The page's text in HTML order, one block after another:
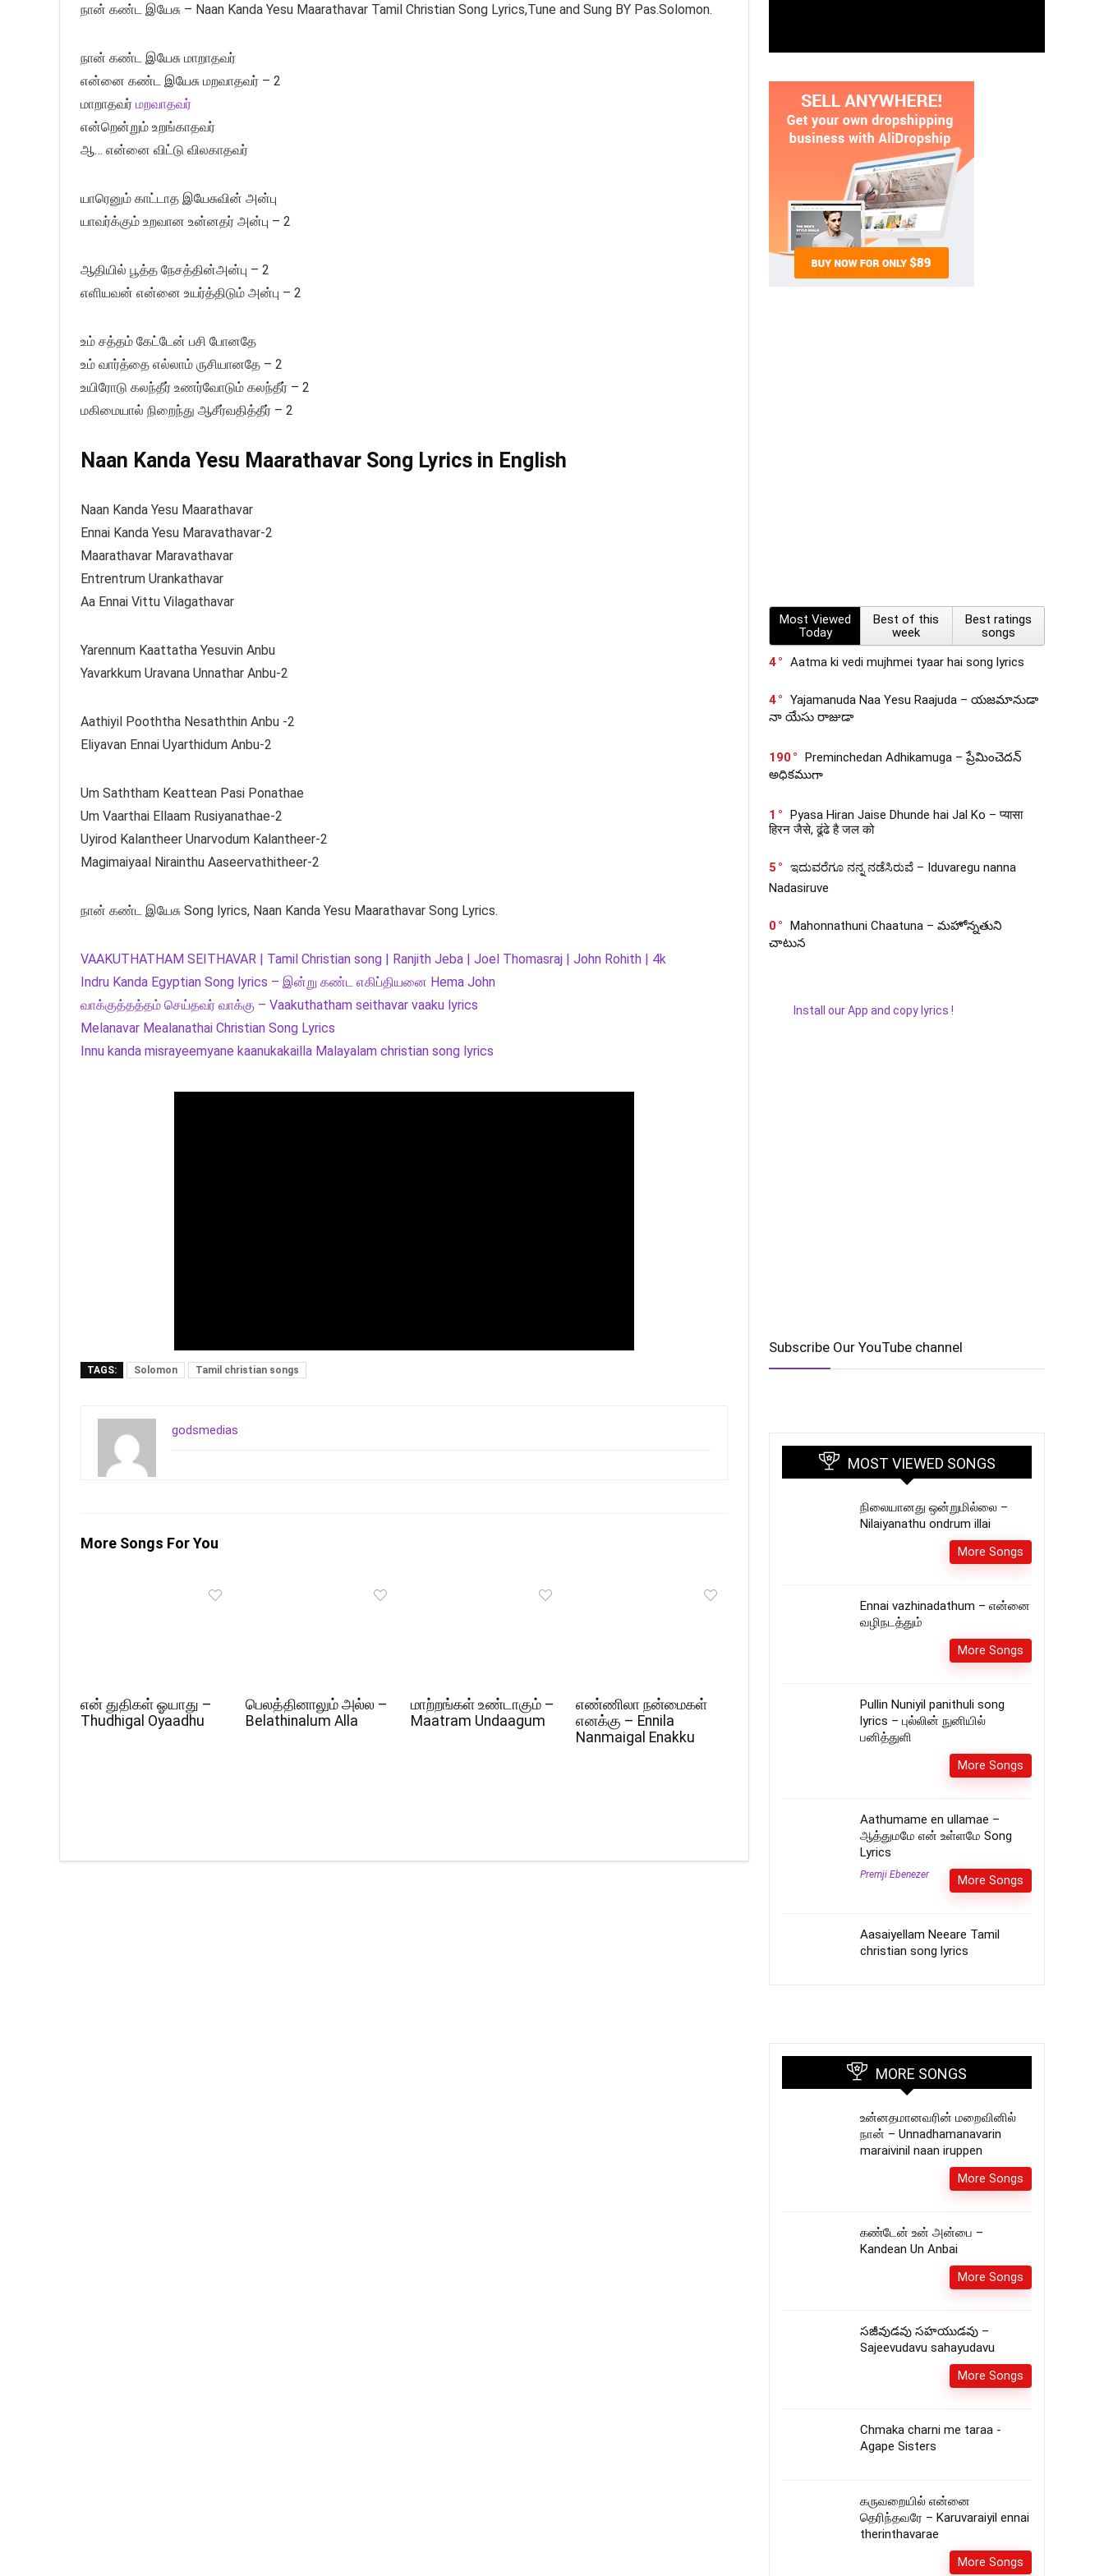
நான் கண்ட இயேசு – Naan Kanda Yesu Maarathavar Tamil Christian Song Lyrics,Tune and Sung BY Pas.Solomon.
நான் கண்ட இயேசு மாறாதவர்
என்னை கண்ட இயேசு மறவாதவர் – 2
மாறாதவர் மறவாதவர்
என்றென்றும் உறங்காதவர்
ஆ… என்னை விட்டு விலகாதவர்
யாரெனும் காட்டாத இயேசுவின் அன்பு
யாவர்க்கும் உறவான உன்னதர் அன்பு – 2
ஆதியில் பூத்த நேசத்தின்‌அன்பு – 2
எளியவன் என்னை உயர்த்திடும் அன்பு – 2
உம் சத்தம் கேட்டேன் பசி போனதே
உம் வார்த்தை எல்லாம் ருசியானதே – 2
உயிரோடு கலந்தீர் உணர்வோடும் கலந்தீர் – 2
மகிமையால் நிறைந்து ஆசீர்வதித்தீர் – 2
Naan Kanda Yesu Maarathavar Song Lyrics in English
Naan Kanda Yesu Maarathavar
Ennai Kanda Yesu Maravathavar-2
Maarathavar Maravathavar
Entrentrum Urankathavar
Aa Ennai Vittu Vilagathavar
Yarennum Kaattatha Yesuvin Anbu
Yavarkkum Uravana Unnathar Anbu-2
Aathiyil Pooththa Nesaththin Anbu -2
Eliyavan Ennai Uyarthidum Anbu-2
Um Saththam Keattean Pasi Ponathae
Um Vaarthai Ellaam Rusiyanathae-2
Uyirod Kalantheer Unarvodum Kalantheer-2
Magimaiyaal Nirainthu Aaseervathitheer-2
நான் கண்ட இயேசு Song lyrics, Naan Kanda Yesu Maarathavar Song Lyrics.
VAAKUTHATHAM SEITHAVAR | Tamil Christian song | Ranjith Jeba | Joel Thomasraj | John Rohith | 4k
Indru Kanda Egyptian Song lyrics – இன்று கண்ட எகிப்தியனை Hema John
வாக்குத்தத்தம் செய்தவர் வாக்கு – Vaakuthatham seithavar vaaku lyrics
Melanavar Mealanathai Christian Song Lyrics
Innu kanda misrayeemyane kaanukakailla Malayalam christian song lyrics
TAGS: Solomon Tamil christian songs
godsmedias
More Songs For You
என் துதிகள் ஓயாது –
Thudhigal Oyaadhu
பெலத்தினாலும் அல்ல –
Belathinalum Alla
மாற்றங்கள் உண்டாகும் –
Maatram Undaagum
எண்ணிலா நன்மைகள்
எனக்கு – Ennila
Nanmaigal Enakku
Most Viewed
Today
Best of this
week
Best ratings
songs
4
Aatma ki vedi mujhmei tyaar hai song lyrics
4
Yajamanuda Naa Yesu Raajuda – యజమానుడా
నా యేసు రాజుడా
190
Preminchedan Adhikamuga – ప్రేమించెదన్
అధికముగా
1
Pyasa Hiran Jaise Dhunde hai Jal Ko – प्यासा
हिरन जैसे, ढूंढे है जल को
5
ಇದುವರೆಗೂ ನನ್ನ ನಡೆಸಿರುವೆ – Iduvaregu nanna
Nadasiruve
0
Mahonnathuni Chaatuna – మహోన్నతుని
చాటున
Install our App and copy lyrics !
Subscribe Our YouTube channel
MOST VIEWED SONGS
நிலையானது ஒன்றுமில்லை –
Nilaiyanathu ondrum illai
More Songs
Ennai vazhinadathum – என்னை
வழிநடத்தும்
More Songs
Pullin Nuniyil panithuli song
lyrics – புல்லின் நுனியில்
பனித்துளி
More Songs
Aathumame en ullamae –
ஆத்துமமே என் உள்ளமே Song
Lyrics
Premji Ebenezer More Songs
Aasaiyellam Neeare Tamil
christian song lyrics
MORE SONGS
உன்னதமானவரின் மறைவினில்
நான் – Unnadhamanavarin
maraivinil naan iruppen
More Songs
கண்டேன் உன் அன்பை –
Kandean Un Anbai
More Songs
సజీవుడవు సహయుడవు –
Sajeevudavu sahayudavu
More Songs
Chmaka charni me taraa -
Agape Sisters
கருவறையில் என்னை
தெரிந்தவரே – Karuvaraiyil ennai
therinthavarae
More Songs